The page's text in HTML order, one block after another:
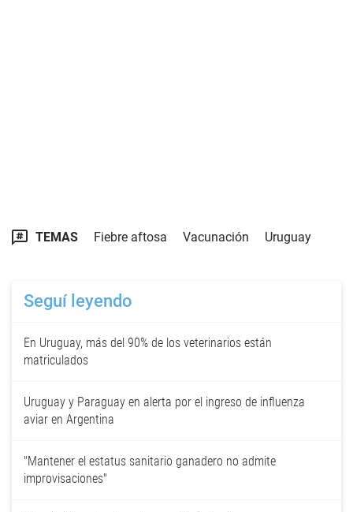
TEMAS Fiebre aftosa Vacunación Uruguay
Seguí leyendo
En Uruguay, más del 90% de los veterinarios están
matriculados
Uruguay y Paraguay en alerta por el ingreso de influenza
aviar en Argentina
"Mantener el estatus sanitario ganadero no admite
improvisaciones"